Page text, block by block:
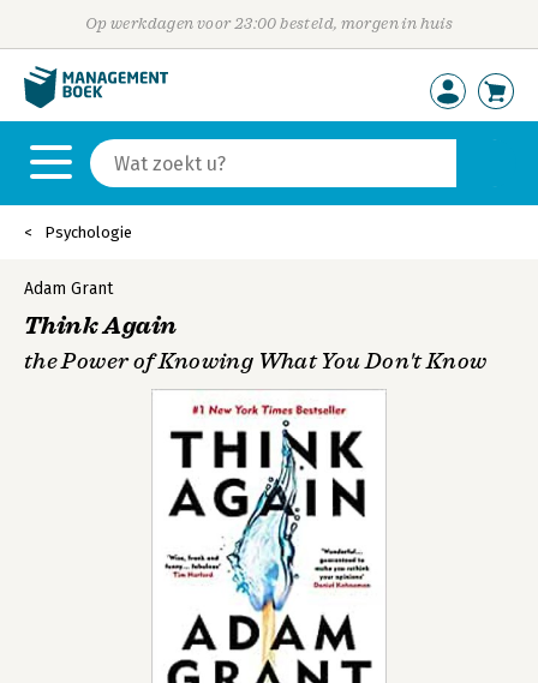
Op werkdagen voor 23:00 besteld, morgen in huis
Psychologie
Adam Grant
Think Again
the Power of Knowing What You Don't Know